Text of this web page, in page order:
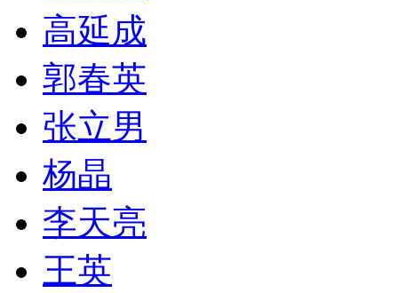
高延成
郭春英
张立男
杨晶
李天亮
王英